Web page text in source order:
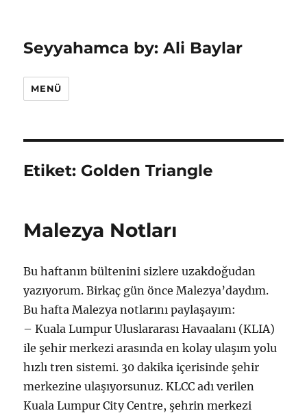
Seyyahamca by: Ali Baylar
MENÜ
Etiket: Golden Triangle
Malezya Notları
Bu haftanın bültenini sizlere uzakdoğudan
yazıyorum. Birkaç gün önce Malezya’daydım.
Bu hafta Malezya notlarını paylaşayım:
– Kuala Lumpur Uluslararası Havaalanı (KLIA)
ile şehir merkezi arasında en kolay ulaşım yolu
hızlı tren sistemi. 30 dakika içerisinde şehir
merkezine ulaşıyorsunuz. KLCC adı verilen
Kuala Lumpur City Centre, şehrin merkezi